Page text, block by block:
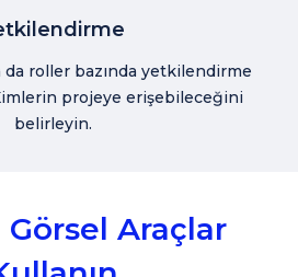
roller bazında yetkilendirme
projeye erişebileceğini
belirleyin.
Araçlar